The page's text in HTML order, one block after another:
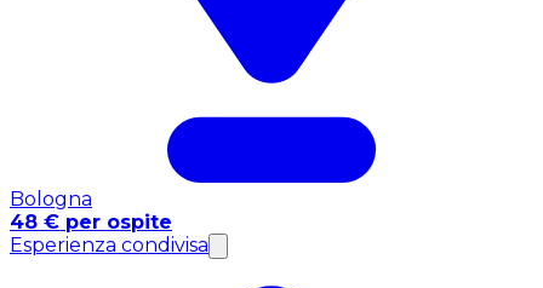
Bologna
48 € per ospite
Esperienza condivisa